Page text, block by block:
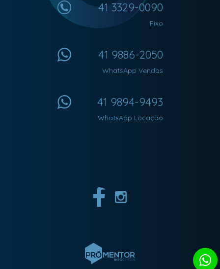
41 3329-0090
Fixo
41 9886-2050
WhatsApp Vendas
41 9894-9493
WhatsApp Locação